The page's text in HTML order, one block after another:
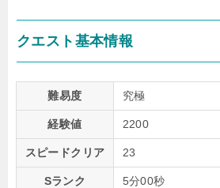
クエスト基本情報
難易度 究極
経験値 2200
スピードクリア 23
Sランク 5分00秒